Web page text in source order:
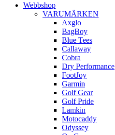
Webbshop
VARUMÄRKEN
Axglo
BagBoy
Blue Tees
Callaway
Cobra
Dry Performance
FootJoy
Garmin
Golf Gear
Golf Pride
Lamkin
Motocaddy
Odyssey